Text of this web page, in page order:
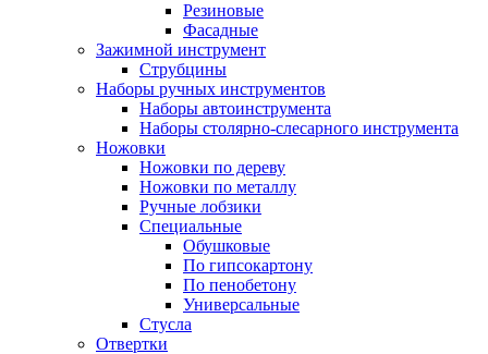
Резиновые
Фасадные
Зажимной инструмент
Струбцины
Наборы ручных инструментов
Наборы автоинструмента
Наборы столярно-слесарного инструмента
Ножовки
Ножовки по дереву
Ножовки по металлу
Ручные лобзики
Специальные
Обушковые
По гипсокартону
По пенобетону
Универсальные
Стусла
Отвертки